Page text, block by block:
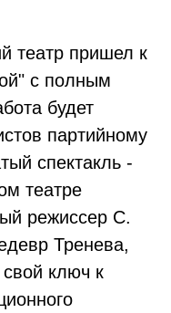
театр пришел к
с полным
будет
партийному
спектакль -
театре
режиссер С.
Тренева,
ключ к